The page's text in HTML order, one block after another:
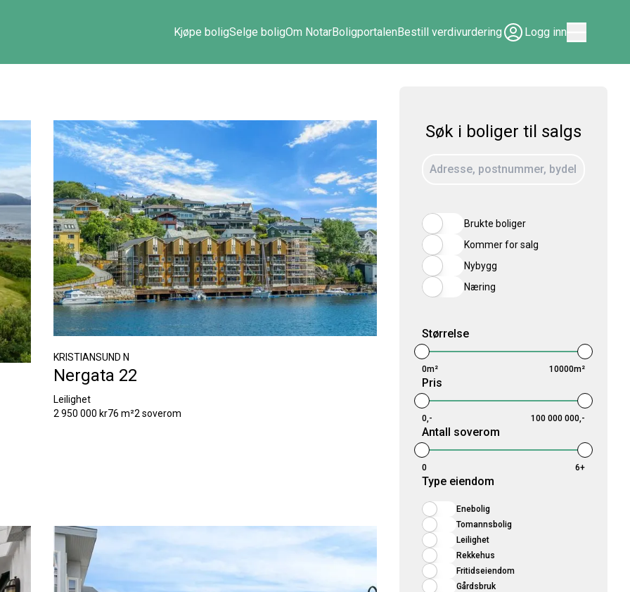
Kjøpe boligSelge boligOm NotarBoligportalenBestill verdivurdering Logg inn
KRISTIANSUND N
Nergata 22
Leilighet
2 950 000 kr76 m²2 soverom
Søk i boliger til salgs
Brukte boliger
Kommer for salg
Nybygg
Næring
Størrelse
0m² 10000m²
Pris
0,- 100 000 000,-
Antall soverom
0 6+
Type eiendom
Enebolig
Tomannsbolig
Leilighet
Rekkehus
Fritidseiendom
Gårdsbruk